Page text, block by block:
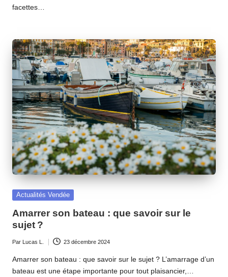
facettes…
Posted
Actualités Vendée
Amarrer son bateau : que savoir sur le
sujet ?
par
Par Lucas L. 23 décembre 2024
Amarrer son bateau : que savoir sur le sujet ? L’amarrage d’un
bateau est une étape importante pour tout plaisancier,…